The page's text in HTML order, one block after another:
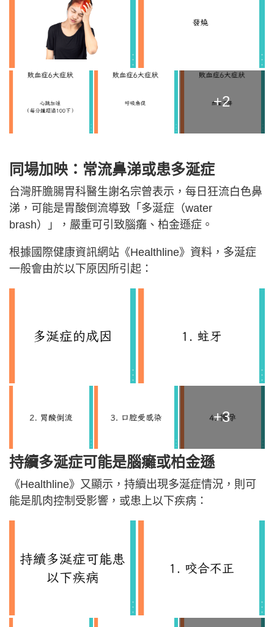
+2
同場加映：常流鼻涕或患多涎症
台灣肝膽腸胃科醫生謝名宗曾表示，每日狂流白色鼻
涕，可能是胃酸倒流導致「多涎症（water
brash）」，嚴重可引致腦癱、柏金遜症。
根據國際健康資訊網站《Healthline》資料，多涎症
一般會由於以下原因所引起：
+3
持續多涎症可能是腦癱或柏金遜
《Healthline》又顯示，持續出現多涎症情況，則可
能是肌肉控制受影響，或患上以下疾病：